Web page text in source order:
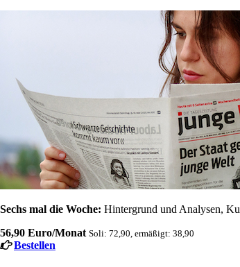
Sechs mal die Woche: Hintergrund und Analysen,
56,90 Euro/Monat Soli: 72,90, ermäßigt: 38,90
Bestellen